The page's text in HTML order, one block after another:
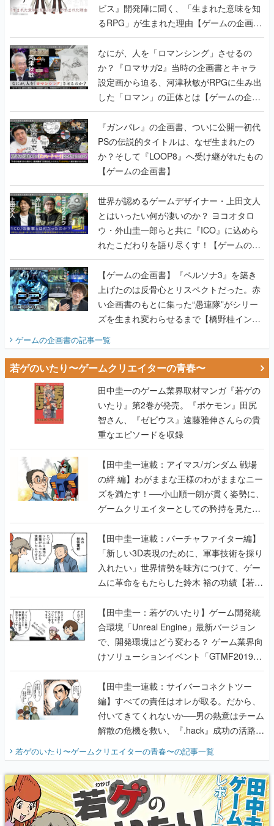
ビス』開発陣に聞く、「生まれた意味を知
るRPG」が生まれた理由【ゲームの企画
書】
なにが、人を「ロマンシング」させるの
か？『ロマサガ2』当時の企画書とキャラ
設定画から迫る、河津秋敏がRPGに生み出
した「ロマン」の正体とは【ゲームの企画
書】
『ガンパレ』の企画書、ついに公開━初代
PSの伝説的タイトルは、なぜ生まれたの
か？そして『LOOP8』へ受け継がれたもの
【ゲームの企画書】
世界が認めるゲームデザイナー・上田文人
とはいったい何が凄いのか？ ヨコオタロ
ウ・外山圭一郎らと共に『ICO』に込めら
れたこだわりを語り尽くす！【ゲームの企
画書】
【ゲームの企画書】『ペルソナ3』を築き
上げたのは反骨心とリスペクトだった。赤
い企画書のもとに集った“愚連隊”がシリー
ズを生まれ変わらせるまで【橋野桂インタ
ゲームの企画書の記事一覧
若ゲのいたり〜ゲームクリエイターの青春〜
田中圭一のゲーム業界取材マンガ『若ゲの
いたり』第2巻が発売。『ポケモン』田尻
智さん、『ゼビウス』遠藤雅伸さんらの貴
重なエピソードを収録
【田中圭一連載：アイマス/ガンダム 戦場
の絆 編】わがままな王様のわがままなニー
ズを満たす！──小山順一朗が貫く姿勢に、
ゲームクリエイターとしての矜持を見た
【若ゲのいたり最終回】
【田中圭一連載：バーチャファイター編】
「新しい3D表現のために、軍事技術を採り
入れたい」世界情勢を味方につけて、ゲー
ムに革命をもたらした鈴木 裕の功績【若ゲ
のいたり】
【田中圭一：若ゲのいたり】ゲーム開発統
合環境「Unreal Engine」最新バージョン
で、開発環境はどう変わる？ ゲーム業界向
けソリューションイベント「GTMF2019」
に行って、より理解を深めよう【PR】
【田中圭一連載：サイバーコネクトツー
編】すべての責任はオレが取る。だから、
付いてきてくれないか──男の熱意はチーム
解散の危機を救い、『.hack』成功の活路を
『少年ジャンプ』色だった【若ゲのいた
り】
若ゲのいたり〜ゲームクリエイターの青春〜の記事一覧